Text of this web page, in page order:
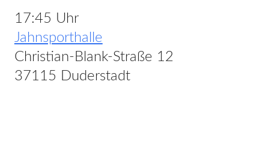
17:45 Uhr
Jahnsporthalle
Christian-Blank-Straße 12
37115 Duderstadt